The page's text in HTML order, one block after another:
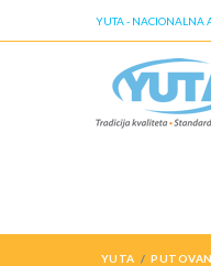
YUTA - NACIONALNA
YUTA